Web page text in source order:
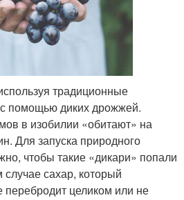
традиционные
помощью диких дрожжей.
в изобилии «обитают» на
Для запуска природного
чтобы такие «дикари» попали
сахар, который
перебродит целиком или не